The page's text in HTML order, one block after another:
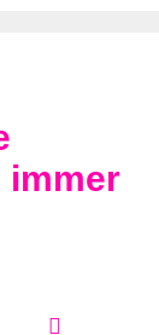
immer